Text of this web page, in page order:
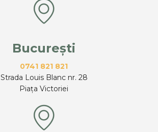
București
0741 821 821
Strada Louis Blanc nr. 28
Piața Victoriei